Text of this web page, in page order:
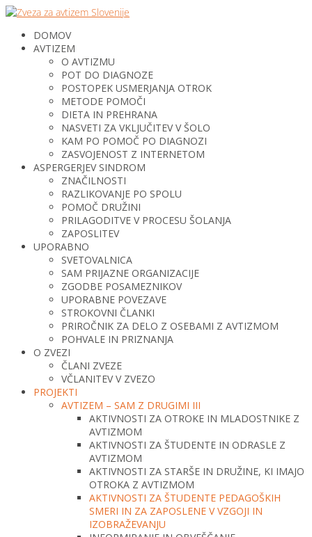
DOMOV
AVTIZEM
O AVTIZMU
POT DO DIAGNOZE
POSTOPEK USMERJANJA OTROK
METODE POMOČI
DIETA IN PREHRANA
NASVETI ZA VKLJUČITEV V ŠOLO
KAM PO POMOČ PO DIAGNOZI
ZASVOJENOST Z INTERNETOM
ASPERGERJEV SINDROM
ZNAČILNOSTI
RAZLIKOVANJE PO SPOLU
POMOČ DRUŽINI
PRILAGODITVE V PROCESU ŠOLANJA
ZAPOSLITEV
UPORABNO
SVETOVALNICA
SAM PRIJAZNE ORGANIZACIJE
ZGODBE POSAMEZNIKOV
UPORABNE POVEZAVE
STROKOVNI ČLANKI
PRIROČNIK ZA DELO Z OSEBAMI Z AVTIZMOM
POHVALE IN PRIZNANJA
O ZVEZI
ČLANI ZVEZE
VČLANITEV V ZVEZO
PROJEKTI
AVTIZEM – SAM Z DRUGIMI III
AKTIVNOSTI ZA OTROKE IN MLADOSTNIKE Z
AVTIZMOM
AKTIVNOSTI ZA ŠTUDENTE IN ODRASLE Z
AVTIZMOM
AKTIVNOSTI ZA STARŠE IN DRUŽINE, KI IMAJO
OTROKA Z AVTIZMOM
AKTIVNOSTI ZA ŠTUDENTE PEDAGOŠKIH
SMERI IN ZA ZAPOSLENE V VZGOJI IN
IZOBRAŽEVANJU